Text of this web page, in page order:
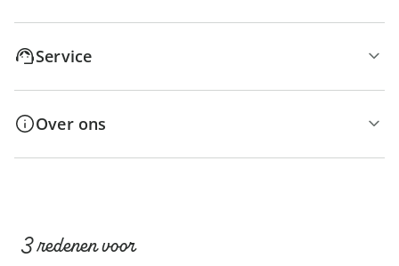
Service
Over ons
3 redenen voor